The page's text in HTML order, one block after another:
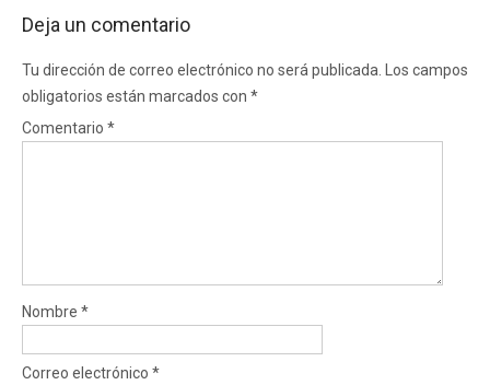
Deja un comentario
Tu dirección de correo electrónico no será publicada.
Los campos
obligatorios están marcados con *
Comentario *
Nombre *
Correo electrónico *